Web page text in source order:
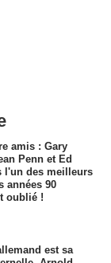
amis : Gary
Penn et Ed
l'un des meilleurs
années 90
oublié !
est sa